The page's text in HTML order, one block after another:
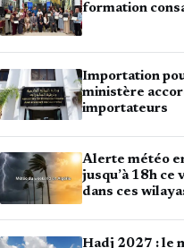
formation
Importation
ministère
importateurs
Alerte météo
jusqu’à 18h ce
dans ces
Hadj 2027 : le